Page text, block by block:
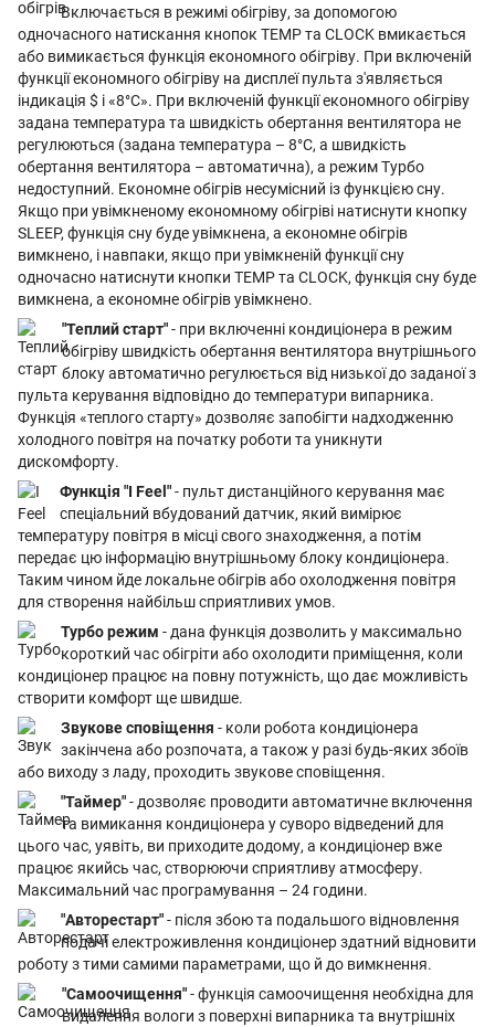
Включається в режимі обігріву, за допомогою
одночасного натискання кнопок TEMP та CLOCK вмикається
або вимикається функція економного обігріву. При включеній
функції економного обігріву на дисплеї пульта з'являється
індикація $ і «8°С». При включеній функції економного обігріву
задана температура та швидкість обертання вентилятора не
регулюються (задана температура – ​​8°С, а швидкість
обертання вентилятора – автоматична), а режим Турбо
недоступний. Економне обігрів несумісний із функцією сну.
Якщо при увімкненому економному обігріві натиснути кнопку
SLEEP, функція сну буде увімкнена, а економне обігрів
вимкнено, і навпаки, якщо при увімкненій функції сну
одночасно натиснути кнопки TEMP та CLOCK, функція сну буде
вимкнена, а економне обігрів увімкнено.
"Теплий старт"- при включенні кондиціонера в режим
обігріву швидкість обертання вентилятора внутрішнього
блоку автоматично регулюється від низької до заданої з
пульта керування відповідно до температури випарника.
Функція «теплого старту» дозволяє запобігти надходженню
холодного повітря на початку роботи та уникнути
дискомфорту.
Функція "I Feel"- пульт дистанційного керування має
спеціальний вбудований датчик, який вимірює
температуру повітря в місці свого знаходження, а потім
передає цю інформацію внутрішньому блоку кондиціонера.
Таким чином йде локальне обігрів або охолодження повітря
для створення найбільш сприятливих умов.
Турбо режим - дана функція дозволить у максимально
короткий час обігріти або охолодити приміщення, коли
кондиціонер працює на повну потужність, що дає можливість
створити комфорт ще швидше.
Звукове сповіщення - коли робота кондиціонера
закінчена або розпочата, а також у разі будь-яких збоїв
або виходу з ладу, проходить звукове сповіщення.
"Таймер"- дозволяє проводити автоматичне включення
та вимикання кондиціонера у суворо відведений для
цього час, уявіть, ви приходите додому, а кондиціонер вже
працює якийсь час, створюючи сприятливу атмосферу.
Максимальний час програмування – 24 години.
"Авторестарт"- після збою та подальшого відновлення
подачі електроживлення кондиціонер здатний відновити
роботу з тими самими параметрами, що й до вимкнення.
"Самоочищення"- функція самоочищення необхідна для
видалення вологи з поверхні випарника та внутрішніх